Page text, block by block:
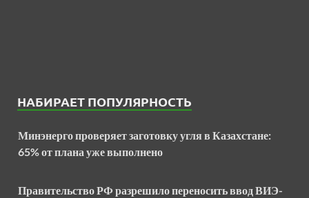
НАБИРАЕТ ПОПУЛЯРНОСТЬ
Минэнерго проверяет заготовку угля в Казахстане:
65% от плана уже выполнено
Правительство РФ разрешило переносить ввод ВИЭ-